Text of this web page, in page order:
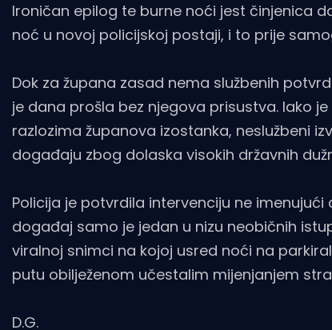
Ironičan epilog te burne noći jest činjenica
noć u novoj policijskoj postaji, i to prije
Dok za župana zasad nema službenih
je dana prošla bez njegova prisustva. Iako
razlozima županova izostanka, neslužbeni
događaju zbog dolaska visokih državnih
Policija je potvrdila intervenciju ne
događaj samo je jedan u nizu neobičnih
viralnoj snimci na kojoj usred noći na
putu obilježenom učestalim mijenjanjem
D.G.